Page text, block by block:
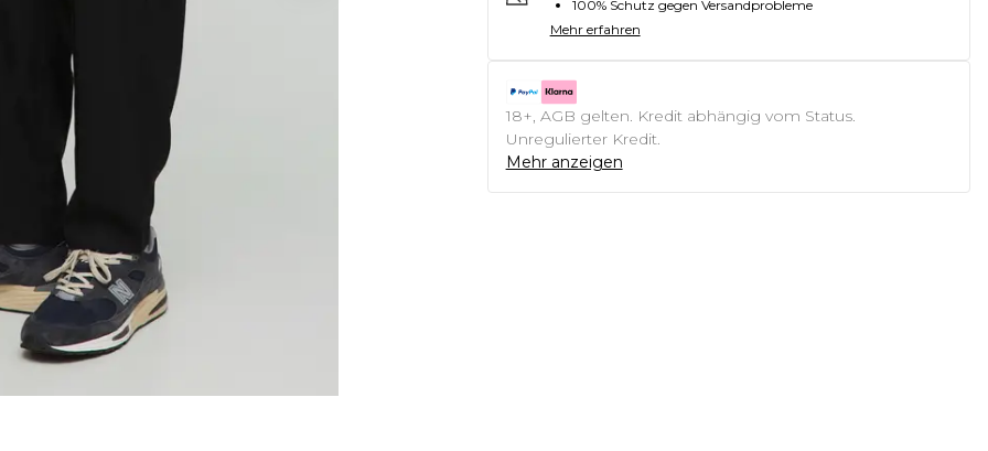
100% Schutz gegen Versandprobleme
Mehr erfahren
18+, AGB gelten. Kredit abhängig vom Status.
Unregulierter Kredit.
Mehr anzeigen